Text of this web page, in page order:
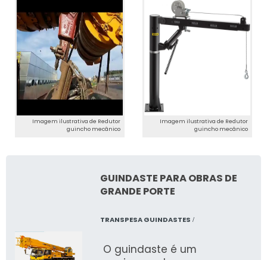
Imagem ilustrativa de Redutor
guincho mecânico
Imagem ilustrativa de Redutor
guincho mecânico
GUINDASTE PARA OBRAS DE
GRANDE PORTE
TRANSPESA GUINDASTES /
O guindaste é um